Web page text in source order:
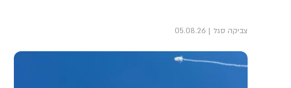
צביקה סגל 05.08.26